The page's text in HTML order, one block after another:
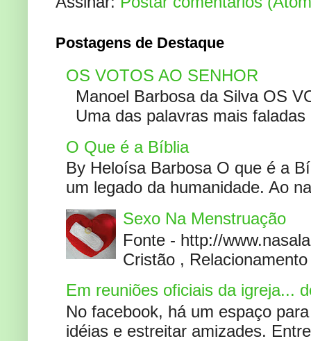
Postagens de Destaque
OS VOTOS AO SENHOR
Manoel Barbosa da Silva OS
Uma das palavras mais
O Que é a Bíblia
By Heloísa Barbosa O que é a
um legado da humanidade. Ao
Sexo Na Menstruação
Fonte - http://
Cristão ,
Em reuniões oficiais da igreja...
No facebook, há um espaço
idéias e estreitar amizades.